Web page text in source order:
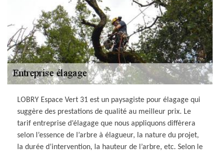
LOBRY Espace Vert 31 est un paysagiste pour élagage qui
suggère des prestations de qualité au meilleur prix. Le
tarif entreprise d’élagage que nous appliquons diffèrera
selon l’essence de l’arbre à élagueur, la nature du projet,
la durée d’intervention, la hauteur de l’arbre, etc. Selon le